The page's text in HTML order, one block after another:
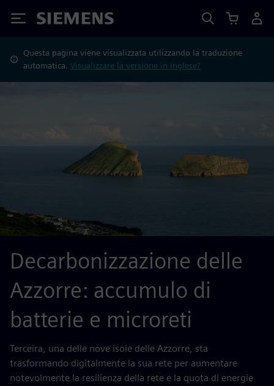
Siemens
Questa pagina viene visualizzata utilizzando la traduzione
automatica.Visualizzare la versione in inglese?
Decarbonizzazione delle
Azzorre: accumulo di
batterie e microreti
Terceira, una delle nove isole delle Azzorre, sta
trasformando digitalmente la sua rete per aumentare
notevolmente la resilienza della rete e la quota di energie